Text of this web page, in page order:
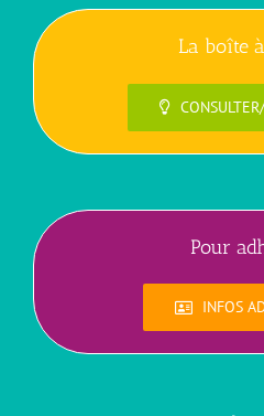
La boîte
Pour
INFOS